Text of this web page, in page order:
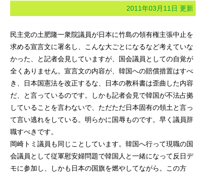
2011年03月11日 更新
民主党の土肥隆一衆院議員が日本に竹島の領有権主張中止を
求める宣言文に署名し、こんな大ごとになるなど考えていな
かった、と記者会見していますが、国会議員としての自覚が
全くありません。宣言文の内容が、韓国への賠償措置はすべ
き、日本国憲法を改正するな、日本の教科書は歪曲した内容
だ、と言っているのです。しかも記者会見で韓国が不法占拠
していることを言わないで、ただただ日本固有の領土と言っ
て言い逃れをしている。明らかに国辱ものです。早く議員辞
職すべきです。
岡崎トミ議員も同じことしています。韓国へ行って現職の国
会議員として従軍慰安婦問題で韓国人と一緒になって反日デ
モに参加し、しかも日本の国旗を燃やしてながら。この方